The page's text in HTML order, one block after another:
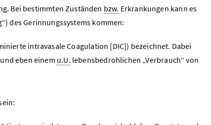
Bei bestimmten Zuständen bzw. Erkrankungen kann es
des Gerinnungssystems kommen:
intravasale Coagulation [DIC]) bezeichnet. Dabei
eben einem u.U. lebensbedrohlichen „Verbrauch“ von